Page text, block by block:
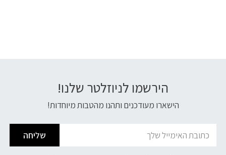
הירשמו לניוזלטר שלנו!
הישארו מעודכנים ותהנו מהטבות מיוחדות!
שליחה